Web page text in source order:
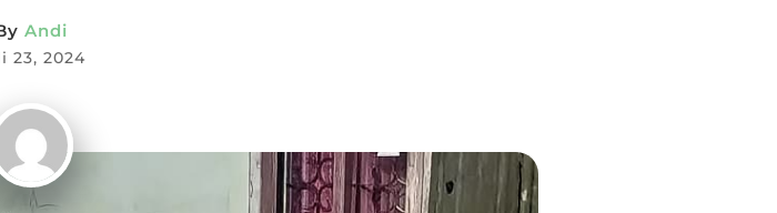
Andi
23, 2024